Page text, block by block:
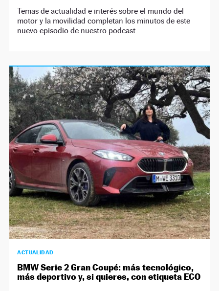
Temas de actualidad e interés sobre el mundo del
motor y la movilidad completan los minutos de este
nuevo episodio de nuestro podcast.
ACTUALIDAD
BMW Serie 2 Gran Coupé: más tecnológico,
más deportivo y, si quieres, con etiqueta ECO